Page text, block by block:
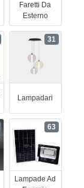
Faretti Da
Esterno
Lampadari
31
Lampade Ad
63